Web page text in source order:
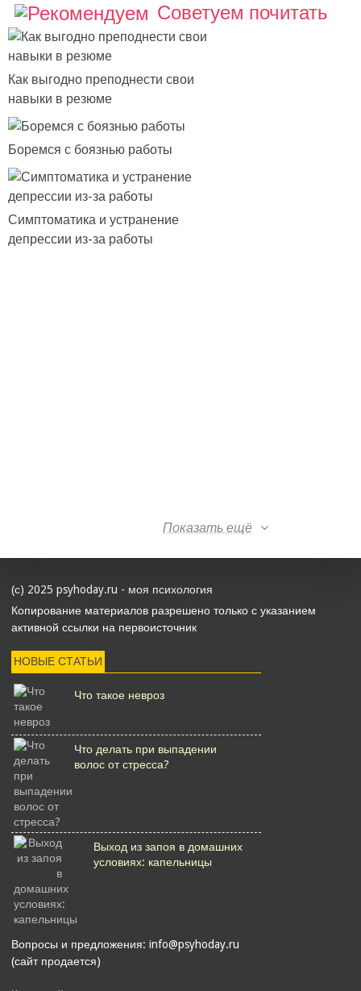
Советуем почитать
Как выгодно преподнести свои
навыки в резюме
Боремся с боязнью работы
Симптоматика и устранение
депрессии из-за работы
Показать ещё
(с) 2025 psyhoday.ru - моя психология
Копирование материалов разрешено только с указанием
активной ссылки на первоисточник
НОВЫЕ СТАТЬИ
Что такое невроз
Что делать при выпадении
волос от стресса?
Выход из запоя в домашних
условиях: капельницы
Вопросы и предложения: info@psyhoday.ru
(сайт продается)